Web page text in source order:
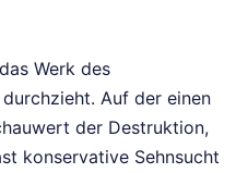
Werk des
Auf der einen
der Destruktion,
konservative Sehnsucht